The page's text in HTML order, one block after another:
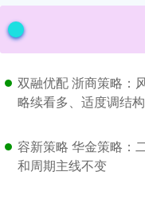
双融优配 浙商策略：
略续看多、适度调结构
容新策略 华金策略：
和周期主线不变